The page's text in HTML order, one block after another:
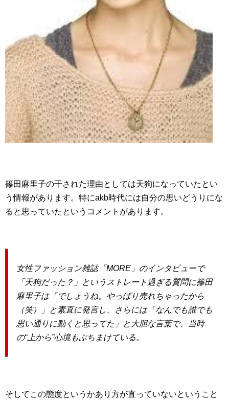
篠田麻里子の干された理由としては天狗になっていたとい
う情報があります。特にakb時代には自分の思いどうりにな
ると思っていたというコメントがあります。
女性ファッション雑誌「MORE」のインタビューで
「天狗だった？」というストレート過ぎる質問に篠田
麻里子は「でしょうね。やっぱり売れちゃったから
（笑）」と素直に発言し、さらには「なんでも誰でも
思い通りに動くと思ってた」と大胆な言葉で、当時
の“上から”心境もぶちまけている。
そしてこの態度というかあり方が直っていないということ